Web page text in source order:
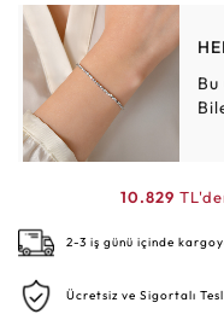
Bu
10.829
2-3 iş günü içinde
Ücretsiz ve Sigortalı